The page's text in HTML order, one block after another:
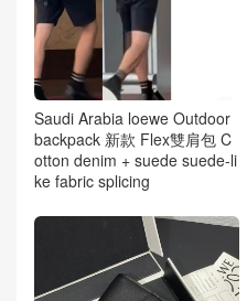
Saudi Arabia loewe Outdoor
backpack 新款 Flex雙肩包 C
otton denim + suede suede-li
ke fabric splicing